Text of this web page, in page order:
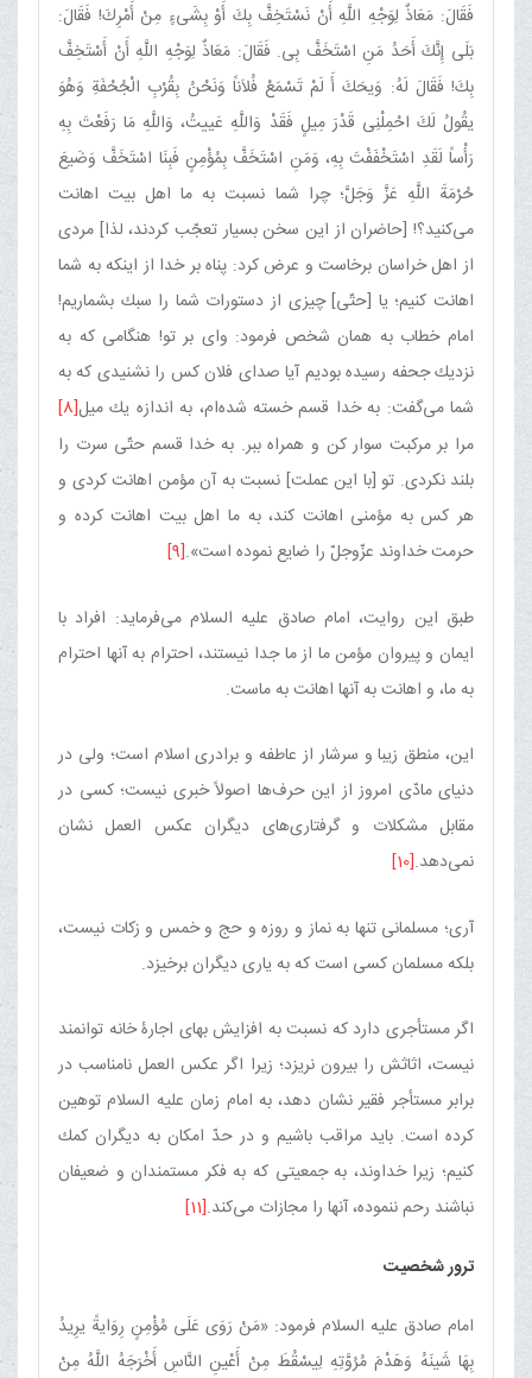
فَقَالَ: مَعَاذٌ لِوَجْهِ اللَّهِ أَنْ نَسْتَخِفَّ بِكَ أَوْ بِشَی‌ءٍ مِنْ أَمْرِكَ! فَقَالَ:
بَلَی إِنَّكَ أَحَدُ مَنِ اسْتَخَفَّ‌ بِی. فَقَالَ: مَعَاذٌ لِوَجْهِ اللَّهِ أَنْ أَسْتَخِفَّ
بِكَ! فَقَالَ لَهُ: وَیحَكَ أَ لَمْ تَسْمَعْ فُلاَناً وَنَحْنُ بِقُرْبِ الْجُحْفَةِ وَهُوَ
یقُولُ لَكَ احْمِلْنِی قَدْرَ مِیلٍ فَقَدْ وَاللَّهِ عَییتُ، وَاللَّهِ مَا رَفَعْتَ بِهِ
رَأْساً لَقَدِ اسْتَخْفَفْتَ بِهِ، وَمَنِ اسْتَخَفَّ بِمُؤْمِنٍ فَبِنَا اسْتَخَفَّ وَضَیعَ
حُرْمَةَ اللَّهِ عَزَّ وَجَلَّ؛ چرا شما نسبت به ما اهل بیت اهانت
می‌كنید؟! [حاضران از این سخن بسیار تعجّب كردند، لذا] مردی
از اهل خراسان برخاست و عرض كرد: پناه بر خدا از اینكه به شما
اهانت كنیم؛ یا [حتّی] چیزی از دستورات شما را سبك بشماریم!
امام خطاب به همان شخص فرمود: وای بر تو! هنگامی كه به
نزدیك جحفه رسیده بودیم آیا صدای فلان كس را نشنیدی كه به
شما می‌گفت: به خدا قسم خسته شده‌ام، به اندازه یك میل[8]
مرا بر مركبت سوار كن و همراه ببر. به خدا قسم حتّی سرت را
بلند نكردی. تو [با این عملت] نسبت به آن مؤمن اهانت كردی و
هر كس به مؤمنی اهانت كند، به ما اهل بیت اهانت كرده و
حرمت خداوند عزّوجلّ را ضایع نموده است».[9]
طبق این روایت، امام صادق علیه السلام می‌فرماید: افراد با
ایمان و پیروان مؤمن ما از ما جدا نیستند، احترام به آنها احترام
به ما، و اهانت به آنها اهانت به ماست.
این، منطق زیبا و سرشار از عاطفه و برادری اسلام است؛ ولی در
دنیای مادّی امروز از این حرف‌ها اصولاً خبری نیست؛ كسی در
مقابل مشكلات و گرفتاری‌های دیگران عكس العمل نشان
نمی‌دهد.[10]
آری؛ مسلمانی تنها به نماز و روزه و حج و خمس و زكات نیست،
بلكه مسلمان كسی است كه به یاری دیگران برخیزد.
اگر مستأجری دارد كه نسبت به افزایش بهای اجارۀ خانه توانمند
نیست، اثاثش را بیرون نریزد؛ زیرا اگر عكس العمل نامناسب در
برابر مستأجر فقیر نشان دهد، به امام زمان علیه السلام توهین
كرده است. باید مراقب باشیم و در حدّ امكان به دیگران كمك
كنیم؛ زیرا خداوند، به جمعیتی كه به فكر مستمندان و ضعیفان
نباشند رحم ننموده، آنها را مجازات می‌كند.[11]
ترور شخصیت
امام صادق علیه السلام فرمود: «مَنْ رَوَی عَلَی مُؤْمِنٍ رِوَایةً یرِیدُ
بِهَا شَینَهُ وَهَدْمَ مُرُوَّتِهِ لِیسْقُطَ مِنْ أَعْینِ النَّاسِ أَخْرَجَهُ اللَّهُ مِنْ